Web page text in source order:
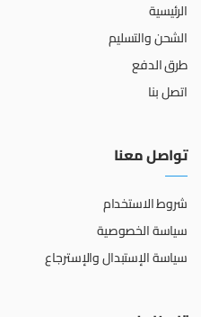
الرئيسية
الشحن والتسليم
طرق الدفع
اتصل بنا
تواصل معنا
شروط الاستخدام
سياسة الخصوصية
سياسة الإستبدال والإسترجاع